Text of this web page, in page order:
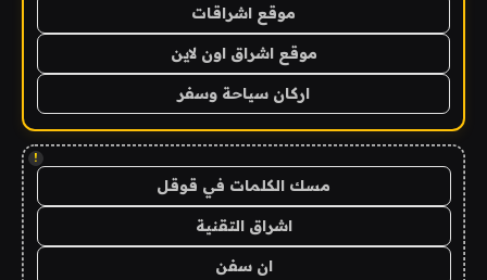
موقع اشراقات
موقع اشراق اون لاين
اركان سياحة وسفر
!
مسك الكلمات في قوقل
اشراق التقنية
ان سفن